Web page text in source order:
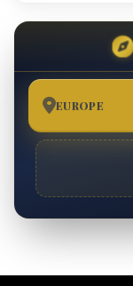
EUROPE